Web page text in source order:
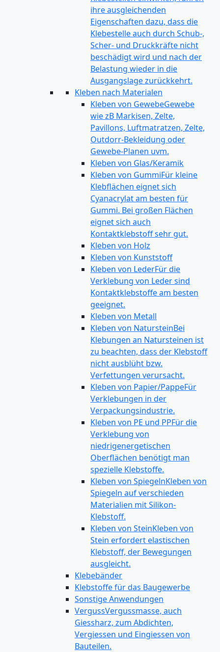
ihre ausgleichenden
Eigenschaften dazu, dass die
Klebestelle auch durch Schub-,
Scher- und Druckkräfte nicht
beschädigt wird und nach der
Belastung wieder in die
Ausgangslage zurückkehrt.
Kleben nach Materialen
Kleben von GewebeGewebe
wie zB Markisen, Zelte,
Pavillons, Luftmatratzen, Zelte,
Outdorr-Bekleidung oder
Gewebe-Planen uvm.
Kleben von Glas/Keramik
Kleben von GummiFür kleine
Klebflächen eignet sich
Cyanacrylat am besten für
Gummi. Bei großen Flächen
eignet sich auch
Kontaktklebstoff sehr gut.
Kleben von Holz
Kleben von Kunststoff
Kleben von LederFür die
Verklebung von Leder sind
Kontaktklebstoffe am besten
geeignet.
Kleben von Metall
Kleben von NatursteinBei
Klebungen an Natursteinen ist
zu beachten, dass der Klebstoff
nicht ausblüht bzw.
Verfettungen verursacht.
Kleben von Papier/PappeFür
Verklebungen in der
Verpackungsindustrie.
Kleben von PE und PPFür die
Verklebung von
niedrigenergetischen
Oberflächen benötigt man
spezielle Klebstoffe.
Kleben von SpiegelnKleben von
Spiegeln auf verschieden
Materialien mit Silikon-
Klebstoff.
Kleben von SteinKleben von
Stein erfordert elastischen
Klebstoff, der Bewegungen
ausgleicht.
Klebebänder
Klebstoffe für das Baugewerbe
Sonstige Anwendungen
VergussVergussmasse, auch
Giessharz, zum Abdichten,
Vergiessen und Eingiessen von
Bauteilen.